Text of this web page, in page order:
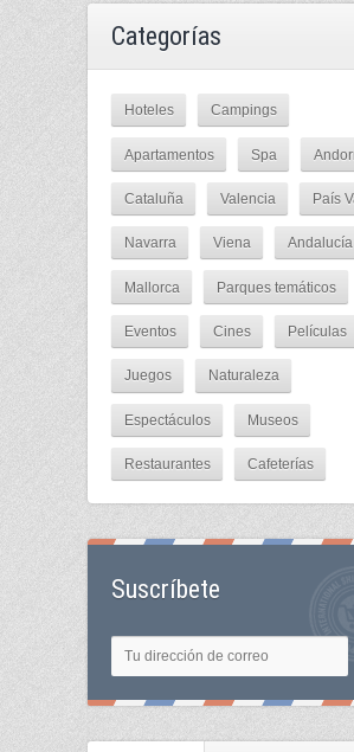
Categorías
Hoteles Campings
Apartamentos Spa
Cataluña Valencia País
Navarra Viena Andalucía
Mallorca Parques temáticos
Eventos Cines Películas
Juegos Naturaleza
Espectáculos Museos
Restaurantes Cafeterías
Suscríbete